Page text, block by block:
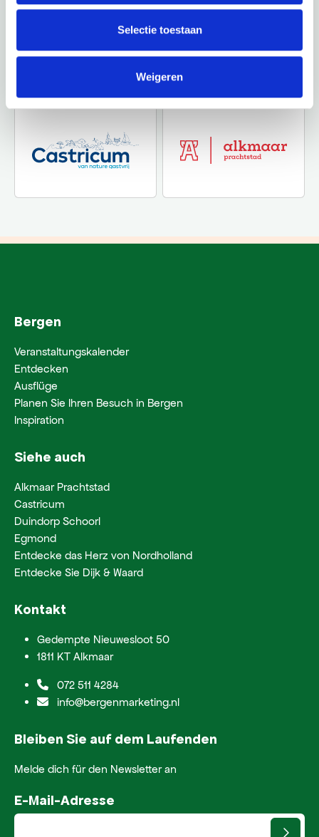
Selectie toestaan
Weigeren
Bergen
Veranstaltungskalender
Entdecken
Ausflüge
Planen Sie Ihren Besuch in Bergen
Inspiration
Siehe auch
Alkmaar Prachtstad
Castricum
Duindorp Schoorl
Egmond
Entdecke das Herz von Nordholland
Entdecke Sie Dijk & Waard
Kontakt
Gedempte Nieuwesloot 50
1811 KT Alkmaar
072 511 4284
info@bergenmarketing.nl
Bleiben Sie auf dem Laufenden
Melde dich für den Newsletter an
E-Mail-Adresse